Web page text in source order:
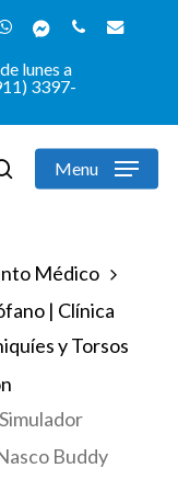
messengerphoneemail
lunes a
3397-
searchMenu
Médico
| Clínica
y Torsos
Buddy